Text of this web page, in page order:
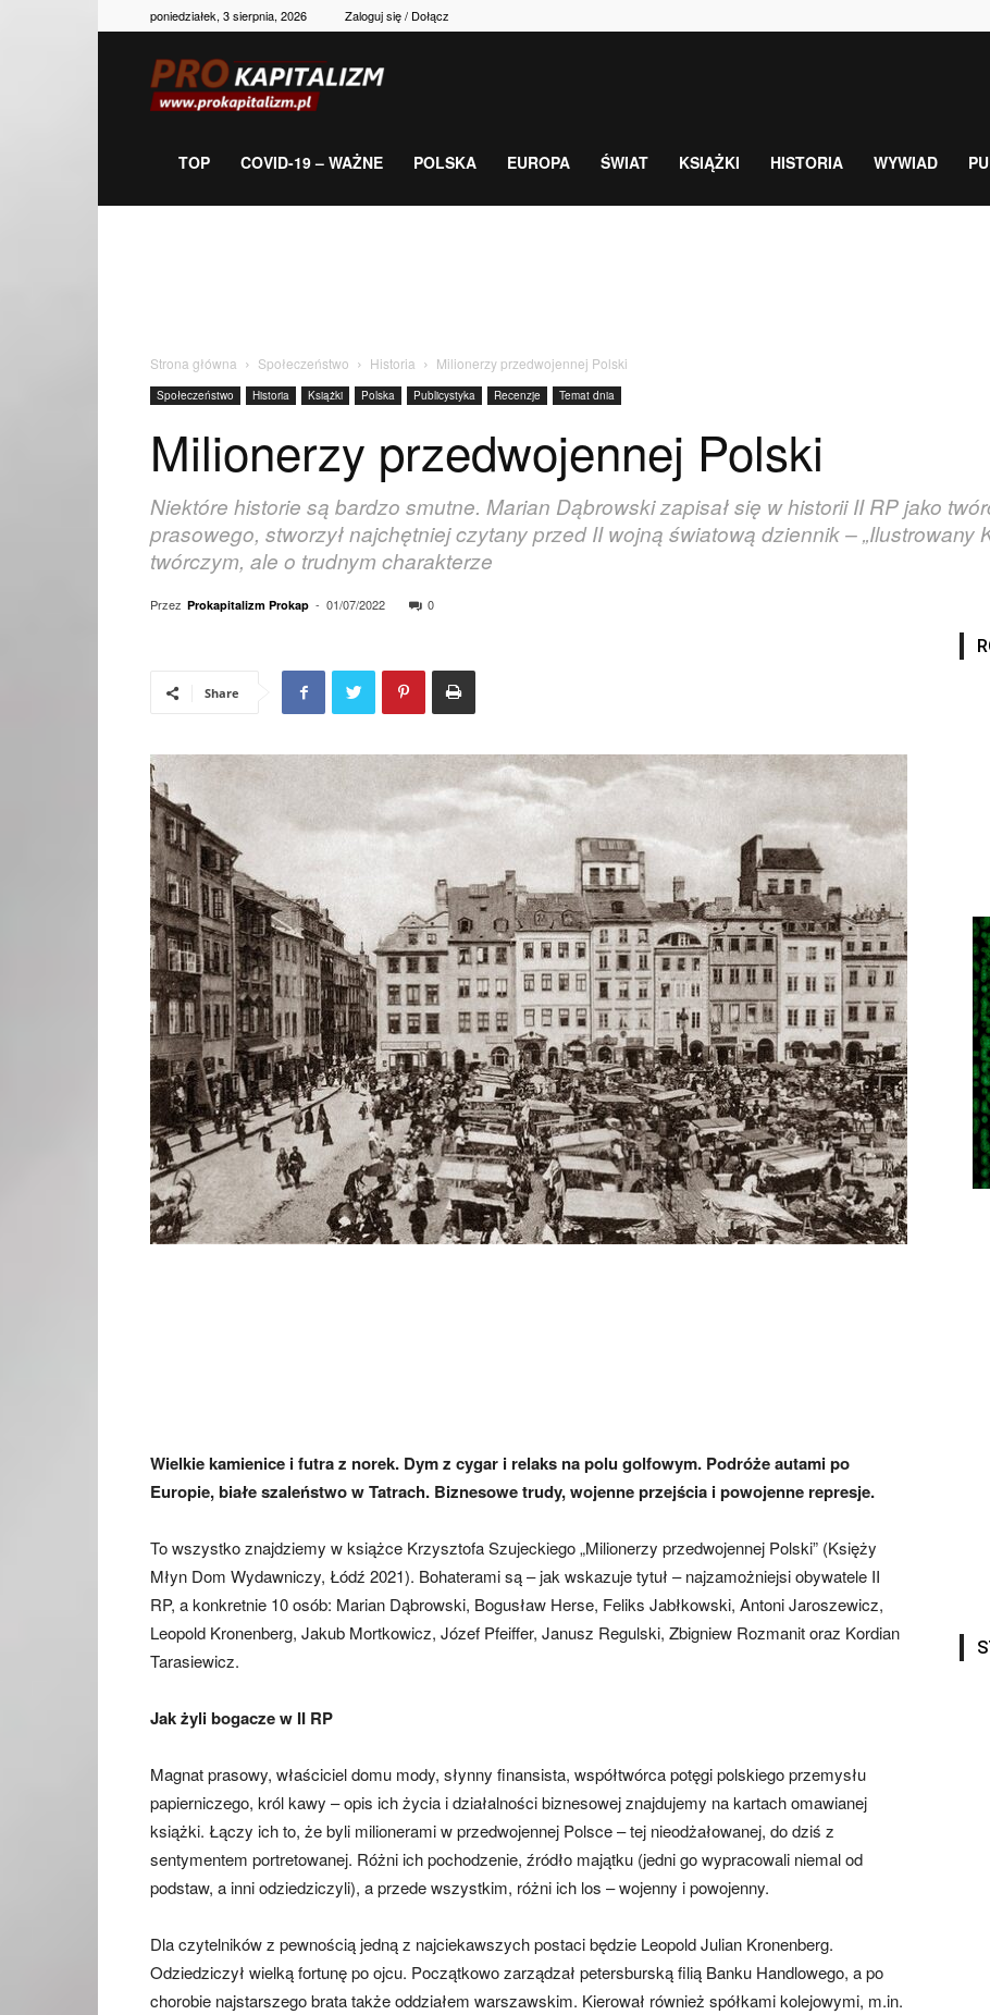
poniedziałek, 3 sierpnia, 2026 Zaloguj się / Dołącz
gospodarka,
TOP COVID-19 – WAŻNE POLSKA EUROPA ŚWIAT KSIĄŻKI HISTORIA WYWIAD
Strona główna Społeczeństwo Historia Milionerzy przedwojennej Polski
Społeczeństwo Historia Książki Polska Publicystyka Recenzje Temat dnia
Milionerzy przedwojennej Polski
Niektóre historie są bardzo smutne. Marian Dąbrowski zapisał się w historii II RP jako
prasowego, stworzył najchętniej czytany przed II wojną światową dziennik – „Ilustrowany
twórczym, ale o trudnym charakterze
Przez Prokapitalizm Prokap - 01/07/2022 0
Share
Wielkie kamienice i futra z norek. Dym z cygar i relaks na polu golfowym. Podróże autami po
Europie, białe szaleństwo w Tatrach. Biznesowe trudy, wojenne przejścia i powojenne represje.
To wszystko znajdziemy w książce Krzysztofa Szujeckiego „Milionerzy przedwojennej Polski” (Księży
Młyn Dom Wydawniczy, Łódź 2021). Bohaterami są – jak wskazuje tytuł – najzamożniejsi obywatele II
RP, a konkretnie 10 osób: Marian Dąbrowski, Bogusław Herse, Feliks Jabłkowski, Antoni Jaroszewicz,
Leopold Kronenberg, Jakub Mortkowicz, Józef Pfeiffer, Janusz Regulski, Zbigniew Rozmanit oraz Kordian
Tarasiewicz.
Jak żyli bogacze w II RP
Magnat prasowy, właściciel domu mody, słynny finansista, współtwórca potęgi polskiego przemysłu
papierniczego, król kawy – opis ich życia i działalności biznesowej znajdujemy na kartach omawianej
książki. Łączy ich to, że byli milionerami w przedwojennej Polsce – tej nieodżałowanej, do dziś z
sentymentem portretowanej. Różni ich pochodzenie, źródło majątku (jedni go wypracowali niemal od
podstaw, a inni odziedziczyli), a przede wszystkim, różni ich los – wojenny i powojenny.
Dla czytelników z pewnością jedną z najciekawszych postaci będzie Leopold Julian Kronenberg.
Odziedziczył wielką fortunę po ojcu. Początkowo zarządzał petersburską filią Banku Handlowego, a po
chorobie najstarszego brata także oddziałem warszawskim. Kierował również spółkami kolejowymi, m.in.